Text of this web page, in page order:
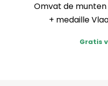
Omvat de
+ medaille
Gratis